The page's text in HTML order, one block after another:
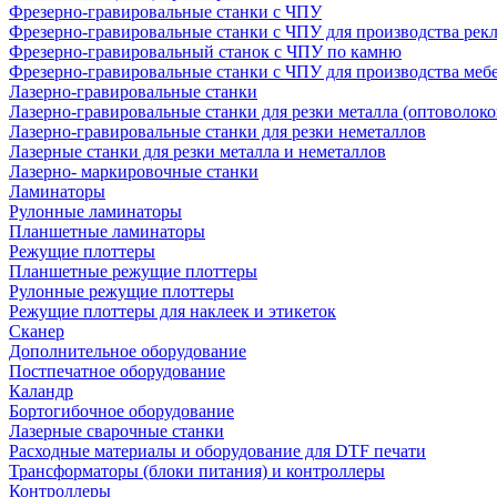
Фрезерно-гравировальные станки с ЧПУ
Фрезерно-гравировальные станки с ЧПУ для производства
Фрезерно-гравировальный станок с ЧПУ по камню
Фрезерно-гравировальные станки с ЧПУ для производства
Лазерно-гравировальные станки
Лазерно-гравировальные станки для резки металла
Лазерно-гравировальные станки для резки неметаллов
Лазерные станки для резки металла и неметаллов
Лазерно- маркировочные станки
Ламинаторы
Рулонные ламинаторы
Планшетные ламинаторы
Режущие плоттеры
Планшетные режущие плоттеры
Рулонные режущие плоттеры
Режущие плоттеры для наклеек и этикеток
Сканер
Дополнительное оборудование
Постпечатное оборудование
Каландр
Бортогибочное оборудование
Лазерные сварочные станки
Расходные материалы и оборудование для DTF печати
Трансформаторы (блоки питания) и контроллеры
Контроллеры